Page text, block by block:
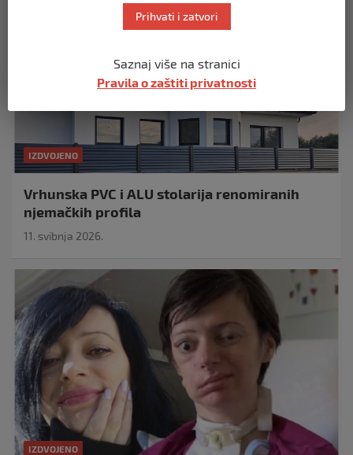
IZDVOJENO
Vrhunska PVC i ALU stolarija renomiranih
njemačkih profila
11. svibnja 2026.
IZDVOJENO
Prihvati i zatvori
Saznaj više na stranici
Pravila o zaštiti privatnosti